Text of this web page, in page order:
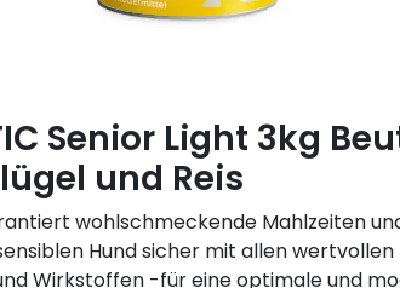
Senior Light 3kg
und Reis
wohlschmeckende Mahlzeiten
Hund sicher mit allen wertvollen
Wirkstoffen -für eine optimale und